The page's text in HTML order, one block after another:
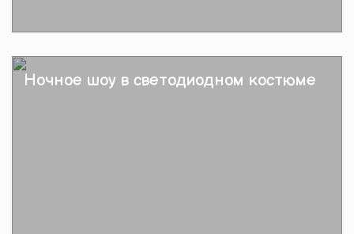
Подробнее
Ночное шоу в светодиодном костюме